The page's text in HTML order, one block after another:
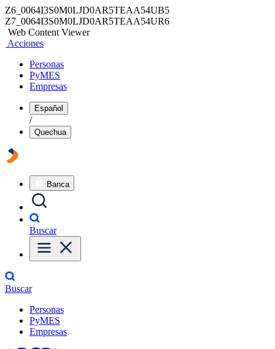
Z6_0064I3S0M0LJD0AR5TEAA54UB5
Z7_0064I3S0M0LJD0AR5TEAA54UR6
Web Content Viewer
Acciones
Personas
PyMES
Empresas
Español
/
Quechua
Banca
Buscar
Buscar
Personas
PyMES
Empresas